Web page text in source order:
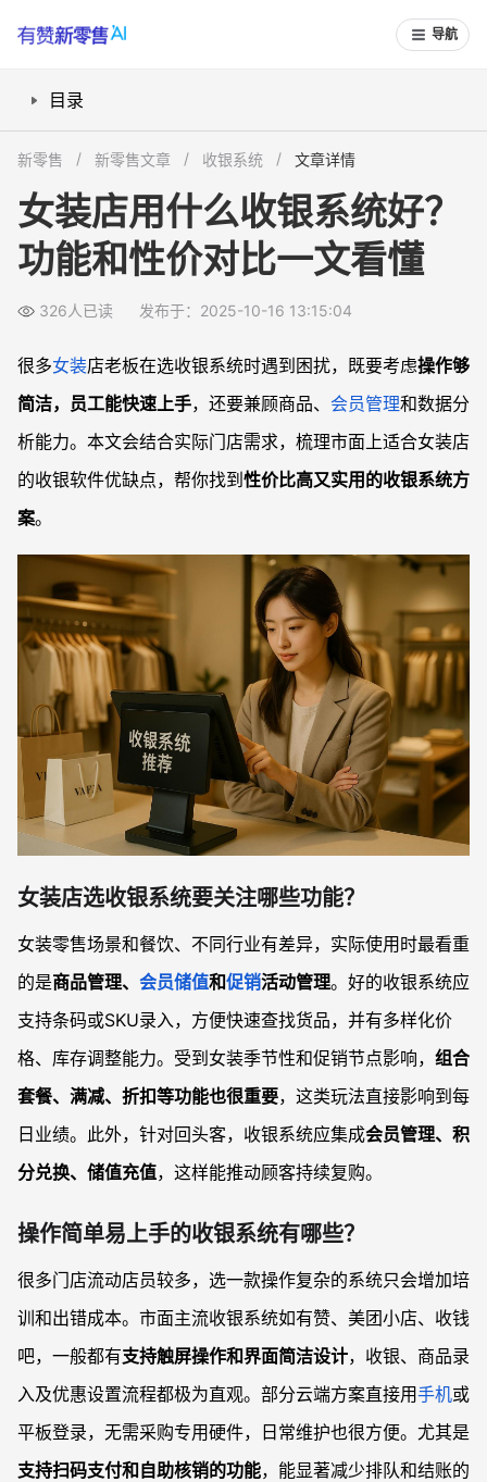
导航
目录
多门店管理和线上线下同步怎么选？
收银系统的价格、售后与安全性怎么看？
女装店收银系统能支持会员储值和积分吗？
收银系统能否帮助商品盘点与库存预警？
新零售 新零售文章 收银系统 文章详情
女装店用什么收银系统好？
功能和性价对比一文看懂
326人已读 发布于：2025-10-16 13:15:04
很多女装店老板在选收银系统时遇到困扰，既要考虑操作够
简洁，员工能快速上手，还要兼顾商品、 会员管理和数据分
析能力。本文会结合实际门店需求，梳理市面上适合女装店
的收银软件优缺点，帮你找到 性价比高又实用的收银系统方
案。
女装店选收银系统要关注哪些功能？
女装零售场景和餐饮、不同行业有差异，实际使用时最看重
的是商品管理、 会员储值和促销活动管理。好的收银系统应
支持条码或SKU录入，方便快速查找货品，并有多样化价
格、库存调整能力。受到女装季节性和促销节点影响， 组合
套餐、满减、折扣等功能也很重要，这类玩法直接影响到每
日业绩。此外，针对回头客，收银系统应集成会员管理、积
分兑换、储值充值，这样能推动顾客持续复购。
操作简单易上手的收银系统有哪些？
很多门店流动店员较多，选一款操作复杂的系统只会增加培
训和出错成本。市面主流收银系统如有赞、美团小店、收钱
吧，一般都有支持触屏操作和界面简洁设计，收银、商品录
入及优惠设置流程都极为直观。部分云端方案直接用手机或
平板登录，无需采购专用硬件，日常维护也很方便。尤其是
支持扫码支付和自助核销的功能，能显著减少排队和结账的